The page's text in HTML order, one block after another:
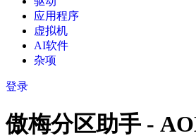
应用程序
虚拟机
AI软件
杂项
登录
傲梅分区助手 -